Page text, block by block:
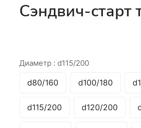
Сэндвич-старт
Диаметр : d115/200
d80/160 d100/180
d115/200 d120/200